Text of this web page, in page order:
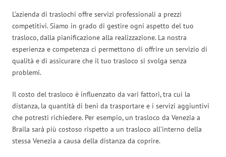
L’azienda di traslochi offre servizi professionali a prezzi
competitivi. Siamo in grado di gestire ogni aspetto del tuo
trasloco, dalla pianificazione alla realizzazione. La nostra
esperienza e competenza ci permettono di offrire un servizio di
qualità e di assicurare che il tuo trasloco si svolga senza
problemi.
Il costo del trasloco è influenzato da vari fattori, tra cui la
distanza, la quantità di beni da trasportare e i servizi aggiuntivi
che potresti richiedere. Per esempio, un trasloco da Venezia a
Braila sarà più costoso rispetto a un trasloco all’interno della
stessa Venezia a causa della distanza da coprire.